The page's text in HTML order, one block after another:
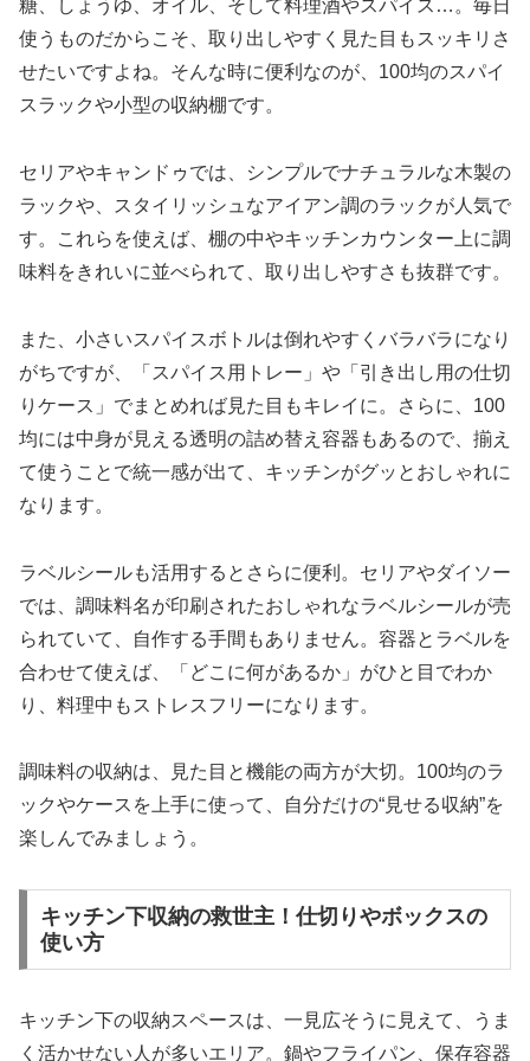
糖、しょうゆ、オイル、そして料理酒やスパイス…。毎日
使うものだからこそ、取り出しやすく見た目もスッキリさ
せたいですよね。そんな時に便利なのが、100均のスパイ
スラックや小型の収納棚です。
セリアやキャンドゥでは、シンプルでナチュラルな木製の
ラックや、スタイリッシュなアイアン調のラックが人気で
す。これらを使えば、棚の中やキッチンカウンター上に調
味料をきれいに並べられて、取り出しやすさも抜群です。
また、小さいスパイスボトルは倒れやすくバラバラになり
がちですが、「スパイス用トレー」や「引き出し用の仕切
りケース」でまとめれば見た目もキレイに。さらに、100
均には中身が見える透明の詰め替え容器もあるので、揃え
て使うことで統一感が出て、キッチンがグッとおしゃれに
なります。
ラベルシールも活用するとさらに便利。セリアやダイソー
では、調味料名が印刷されたおしゃれなラベルシールが売
られていて、自作する手間もありません。容器とラベルを
合わせて使えば、「どこに何があるか」がひと目でわか
り、料理中もストレスフリーになります。
調味料の収納は、見た目と機能の両方が大切。100均のラ
ックやケースを上手に使って、自分だけの“見せる収納”を
楽しんでみましょう。
キッチン下収納の救世主！仕切りやボックスの
使い方
キッチン下の収納スペースは、一見広そうに見えて、うま
く活かせない人が多いエリア。鍋やフライパン、保存容器